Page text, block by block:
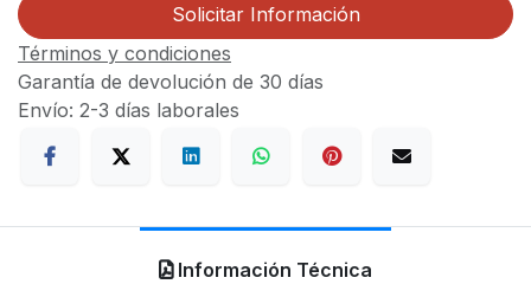
Solicitar Información
Términos y condiciones
Garantía de devolución de 30 días
Envío: 2-3 días laborales
Información Técnica